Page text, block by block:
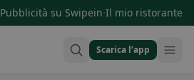
Pubblicità su Swipein·Il mio ristorante
Scarica l’app